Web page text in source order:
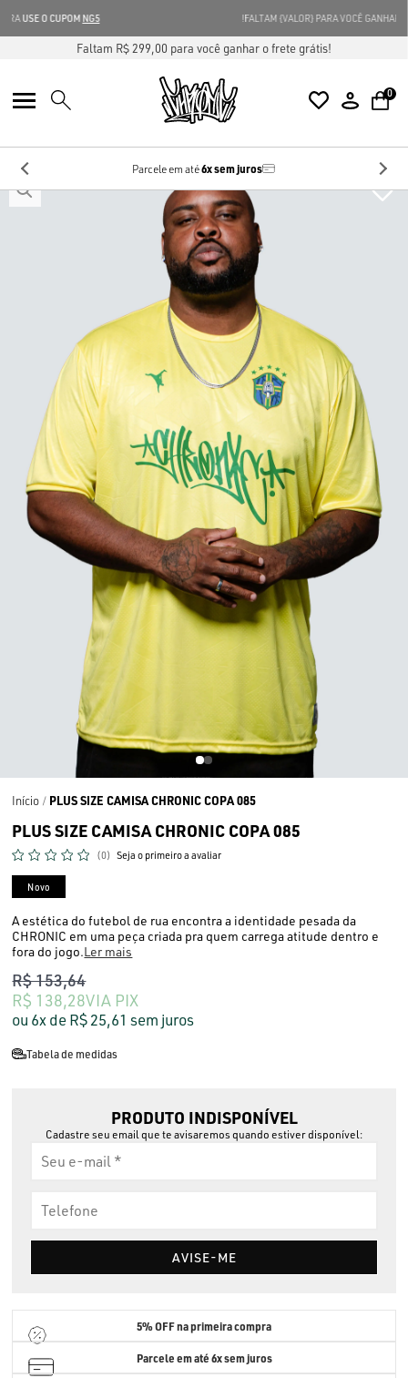
GANHE 5% OFFNA SUA PRIMEIRA COMPRA USE O CUPOMNG5
Faltam R$ 299,00 para você ganhar o frete grátis!
0
Parcele em até6x sem juros
Início PLUS SIZE CAMISA CHRONIC COPA 085
PLUS SIZE CAMISA CHRONIC COPA 085
(0) Seja o primeiro a avaliar
Novo
A estética do futebol de rua encontra a identidade pesada da
CHRONIC em uma peça criada pra quem carrega atitude dentro e
fora do jogo.Ler mais
R$ 138,28VIA PIX
R$ 153,64
6x R$ 25,61sem juros
Tabela de medidas
PRODUTO INDISPONÍVEL
Cadastre seu email que te avisaremos quando estiver disponível:
AVISE-ME
5% OFFna primeira compra
Parcele em até6x sem juros